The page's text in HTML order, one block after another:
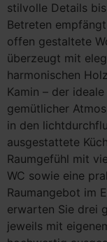
stilvolle Details
Betreten
offen gestaltete
überzeugt mit
harmonischen
Kamin – der
gemütlicher
in den
ausgestattete
Raumgefühl mit
WC sowie eine
Raumangebot im
erwarten Sie drei
jeweils mit